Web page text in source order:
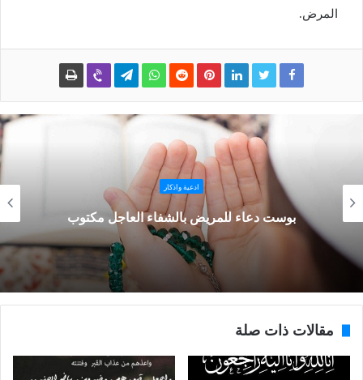
المرض.
ادعية واذكار
بالشفاء العاجل مكتوب دعاء
مقالات ذات صلة